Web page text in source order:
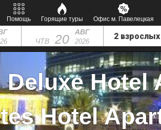
Помощь Горящие туры Офис м. Павелецкая
ЧТВ 20 АВГ
2026
Hotel
Hotel